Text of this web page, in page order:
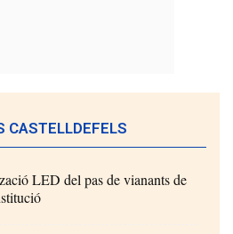
CASTELLDEFELS
LED del pas de vianants de